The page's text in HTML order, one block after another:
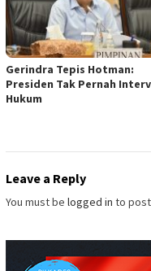
Gerindra Tepis Hotman:
Presiden Tak Pernah
Hukum
Leave a Reply
You must be logged in to